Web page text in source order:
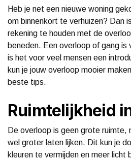
Heb je net een nieuwe woning
om binnenkort te verhuizen? Dan
rekening te houden met de
beneden. Een overloop of gang
is het voor veel mensen een
kun je jouw overloop mooier
beste tips.
Ruimtelijkheid
De overloop is geen grote ruimte,
wel groter laten lijken. Dit kun je
kleuren te vermijden en meer